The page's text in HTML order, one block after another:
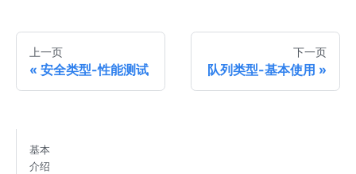
上一页
安全类型-性能测试
下一页
队列类型-基本使用
基本
介绍